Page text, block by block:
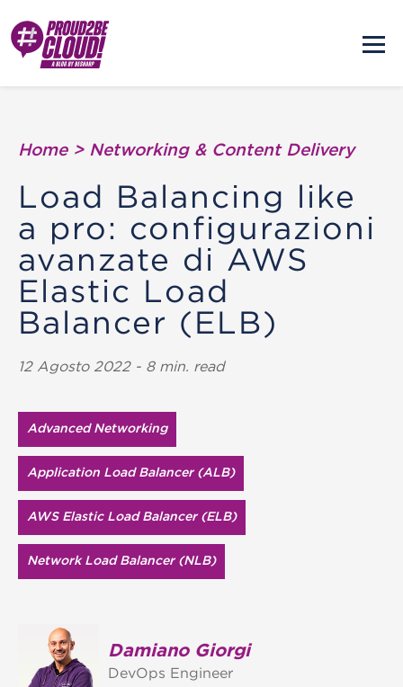
Home > Networking & Content Delivery
Load Balancing like
a pro: configurazioni
avanzate di AWS
Elastic Load
Balancer (ELB)
12 Agosto 2022 - 8 min. read
Advanced Networking
Application Load Balancer (ALB)
AWS Elastic Load Balancer (ELB)
Network Load Balancer (NLB)
Damiano Giorgi
DevOps Engineer